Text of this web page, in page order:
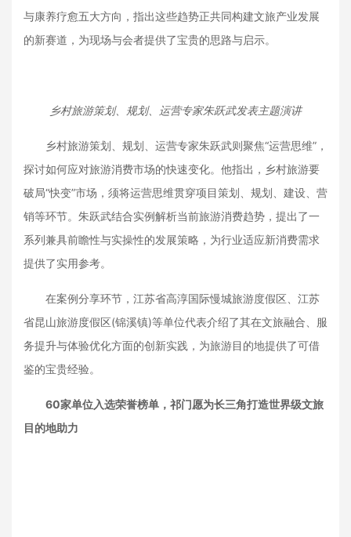
与康养疗愈五大方向，指出这些趋势正共同构建文旅产业发展
的新赛道，为现场与会者提供了宝贵的思路与启示。
乡村旅游策划、规划、运营专家朱跃武发表主题演讲
乡村旅游策划、规划、运营专家朱跃武则聚焦“运营思维”，
探讨如何应对旅游消费市场的快速变化。他指出，乡村旅游要
破局“快变”市场，须将运营思维贯穿项目策划、规划、建设、营
销等环节。朱跃武结合实例解析当前旅游消费趋势，提出了一
系列兼具前瞻性与实操性的发展策略，为行业适应新消费需求
提供了实用参考。
在案例分享环节，江苏省高淳国际慢城旅游度假区、江苏
省昆山旅游度假区(锦溪镇)等单位代表介绍了其在文旅融合、服
务提升与体验优化方面的创新实践，为旅游目的地提供了可借
鉴的宝贵经验。
60家单位入选荣誉榜单，祁门愿为长三角打造世界级文旅
目的地助力